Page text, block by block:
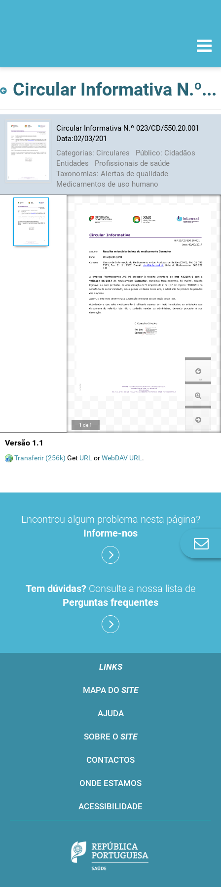
Circular Informativa N.º 023/CD/550.20.001 Data:02/03/201
Circular Informativa N.º 023/CD/550.20.001
Data:02/03/201
Categorias: Circulares Público: Cidadãos
Entidades
Profissionais de saúde
Taxonomias: Alertas de qualidade
Medicamentos de uso humano
1 de 1
Versão 1.1
Transferir (256k) Get URL orWebDAV URL .
Encontrou algum problema nesta página?
Informe-nos
Tem dúvidas? Consulte a nossa lista de
Perguntas frequentes
LINKS
MAPA DO SITE
AJUDA
SOBRE O SITE
CONTACTOS
ONDE ESTAMOS
ACESSIBILIDADE